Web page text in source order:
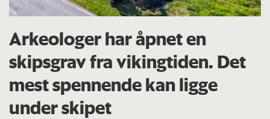
Arkeologer har åpnet en
skipsgrav fra vikingtiden. Det
mest spennende kan ligge
under skipet